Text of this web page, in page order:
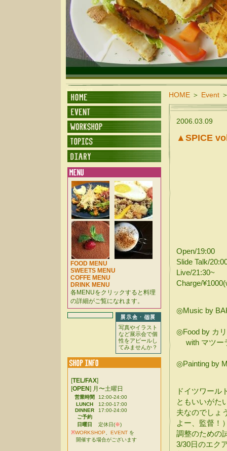
HOME ＞ Event
2006.03.09
▲SPICE
Open/19:00
Slide Talk/
Live/21:30~
Charge/
◎Music by
◎Food by カ
with マツー
◎Painting by
ドイツワール
ともいいがた
夫なのでしょ
よー、監督！
調整のための
3/30日のエク
FOOD MENU
SWEETS MENU
COFFE MENU
DRINK MENU
各MENUをクリックすると料理
の詳細がご覧になれます。
写真やイラスト
など展示会で個
性をアピールし
てみませんか？
[TEL/FAX]
[OPEN] 月〜土曜日
営業時間
12:00-24:00
LUNCH
12:00-17:00
DINNER
17:00-24:00
ご予約
日曜日
定休日(※)
※WORKSHOP EVENT を
開催する場合がございます